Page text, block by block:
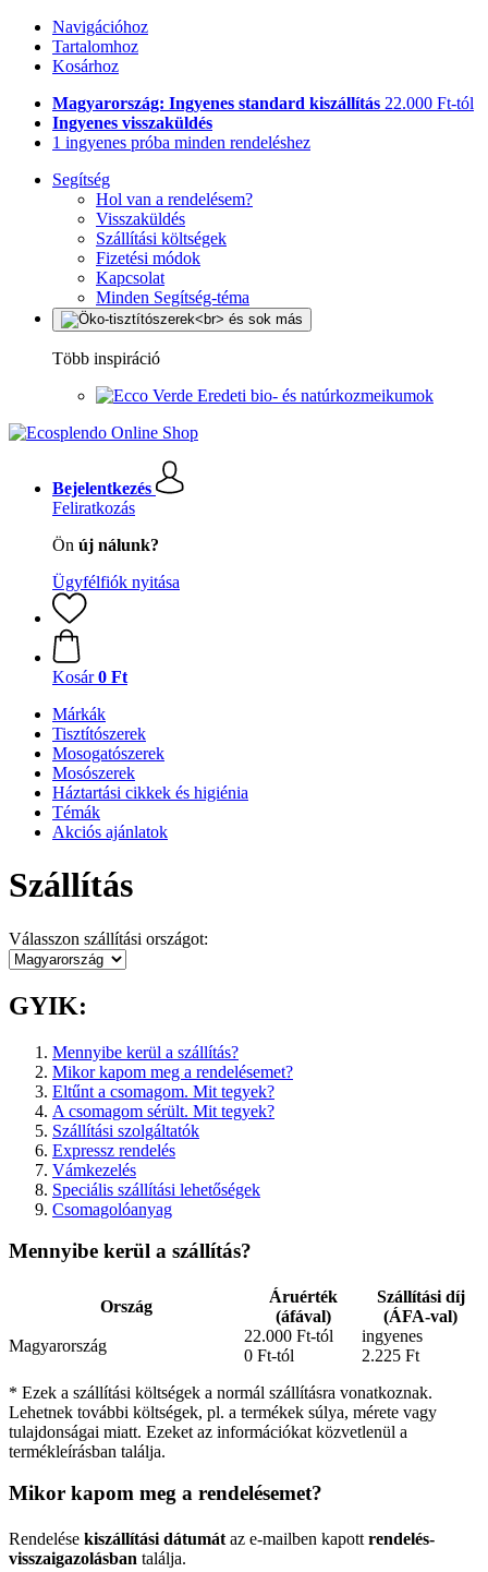
Navigációhoz
Tartalomhoz
Kosárhoz
Magyarország: Ingyenes standard kiszállítás 22.000 Ft-tól
Ingyenes visszaküldés
1 ingyenes próba minden rendeléshez
Segítség
Hol van a rendelésem?
Visszaküldés
Szállítási költségek
Fizetési módok
Kapcsolat
Minden Segítség-téma
Több inspiráció
Eredeti bio- és natúrkozmeikumok
Bejelentkezés
Feliratkozás
Ön új nálunk?
Ügyfélfiók nyitása
Kosár 0 Ft
Márkák
Tisztítószerek
Mosogatószerek
Mosószerek
Háztartási cikkek és higiénia
Témák
Akciós ajánlatok
Szállítás
Válasszon szállítási országot:
GYIK:
Mennyibe kerül a szállítás?
Mikor kapom meg a rendelésemet?
Eltűnt a csomagom. Mit tegyek?
A csomagom sérült. Mit tegyek?
Szállítási szolgáltatók
Expressz rendelés
Vámkezelés
Speciális szállítási lehetőségek
Csomagolóanyag
Mennyibe kerül a szállítás?
Ország
Áruérték
(áfával)
Szállítási díj
(ÁFA-val)
Magyarország
22.000 Ft-tól
ingyenes
0 Ft-tól
2.225 Ft
* Ezek a szállítási költségek a normál szállításra vonatkoznak.
Lehetnek további költségek, pl. a termékek súlya, mérete vagy
tulajdonságai miatt. Ezeket az információkat közvetlenül a
termékleírásban találja.
Mikor kapom meg a rendelésemet?
Rendelése kiszállítási dátumát az e-mailben kapott rendelés-
visszaigazolásban találja.